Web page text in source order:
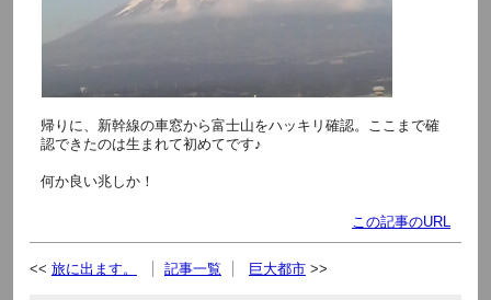
帰りに、新幹線の車窓から富士山をハッキリ確認。ここまで確
認できたのは生まれて初めてです♪
何か良い兆しか！
この記事のURL
旅に出ます。 記事一覧 巨大都市